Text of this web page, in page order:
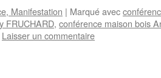
Manifestation | Marqué avec
FRUCHARD, conférence maison bois
Laisser un commentaire